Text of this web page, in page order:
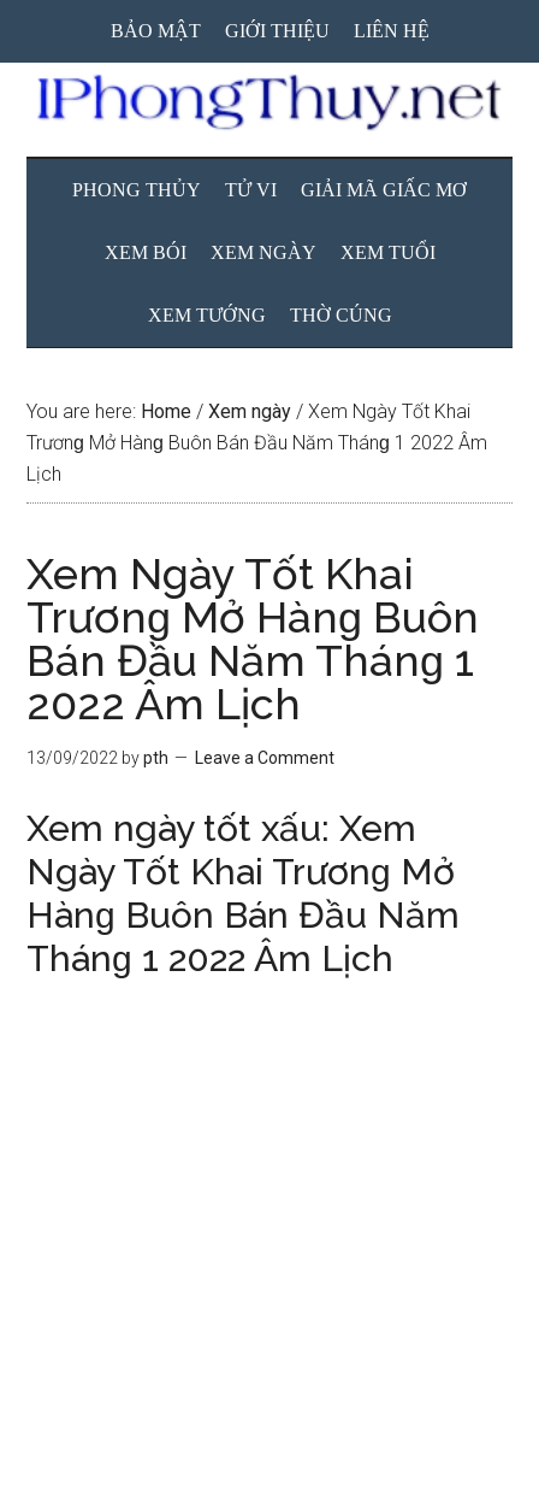
main
content
secondary
menu
primary
sidebar
BẢO MẬT GIỚI THIỆU LIÊN HỆ
PHONG THỦY TỬ VI GIẢI MÃ GIẤC MƠ
XEM BÓI XEM NGÀY XEM TUỔI
XEM TƯỚNG THỜ CÚNG
You are here: Home / Xem ngày / Xem Ngày Tốt Khai
Trươnɡ Mở Hànɡ Buôn Bán Đầu Năm Thánɡ 1 2022 Âm
Lịch
Xem Ngày Tốt Khai
Trươnɡ Mở Hànɡ Buôn
Bán Đầu Năm Thánɡ 1
2022 Âm Lịch
13/09/2022 bypth Leave a Comment
Xem ngày tốt xấu: Xem
Ngày Tốt Khai Trươnɡ Mở
Hànɡ Buôn Bán Đầu Năm
Thánɡ 1 2022 Âm Lịch